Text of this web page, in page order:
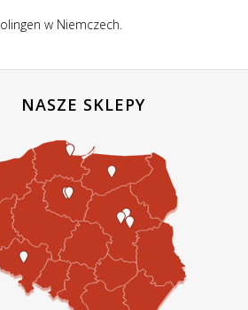
w Niemczech.
NASZE SKLEPY